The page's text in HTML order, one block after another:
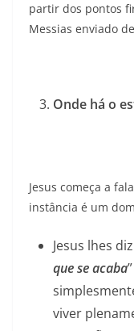
partir dos pontos
Messias enviado
Onde há o
Jesus começa a
instância é um
Jesus lhes
que se acaba
viver